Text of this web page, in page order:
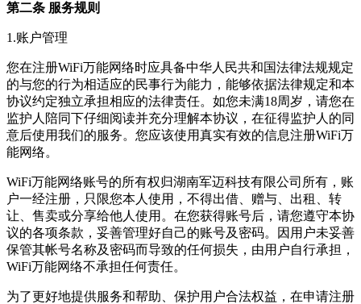
第二条 服务规则
1.账户管理
您在注册WiFi万能网络时应具备中华人民共和国法律法规规定
的与您的行为相适应的民事行为能力，能够依据法律规定和本
协议约定独立承担相应的法律责任。如您未满18周岁，请您在
监护人陪同下仔细阅读并充分理解本协议，在征得监护人的同
意后使用我们的服务。您应该使用真实有效的信息注册WiFi万
能网络。
WiFi万能网络账号的所有权归湖南军迈科技有限公司所有，账
户一经注册，只限您本人使用，不得出借、赠与、出租、转
让、售卖或分享给他人使用。在您获得账号后，请您遵守本协
议的各项条款，妥善管理好自己的账号及密码。因用户未妥善
保管其帐号名称及密码而导致的任何损失，由用户自行承担，
WiFi万能网络不承担任何责任。
为了更好地提供服务和帮助、保护用户合法权益，在申请注册